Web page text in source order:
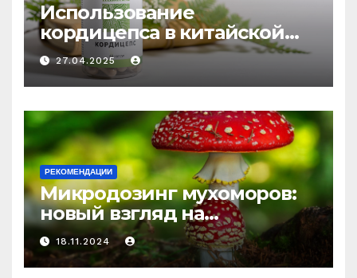
Использование
кордицепса в китайской
медицине: природное
средство против усталости
и истощения
27.04.2025
РЕКОМЕНДАЦИИ
Микродозинг мухоморов:
новый взгляд на
психоделику
18.11.2024